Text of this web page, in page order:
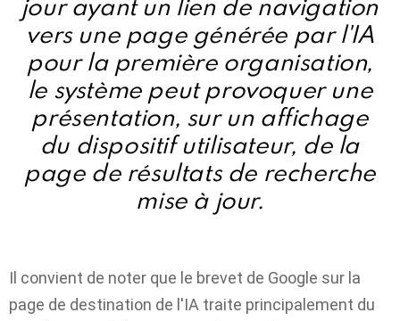
jour ayant un lien de navigation
vers une page générée par l'IA
pour la première organisation,
le système peut provoquer une
présentation, sur un affichage
du dispositif utilisateur, de la
page de résultats de recherche
mise à jour.
Il convient de noter que le brevet de Google sur la
page de destination de l'IA traite principalement du